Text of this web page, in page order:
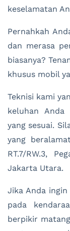
keselamatan
Pernahkah
dan merasa
biasanya?
khusus mobil
Teknisi kami
keluhan Anda
yang sesuai.
yang
RT.7/RW.3,
Jakarta Utara.
Jika Anda
pada
berpikir